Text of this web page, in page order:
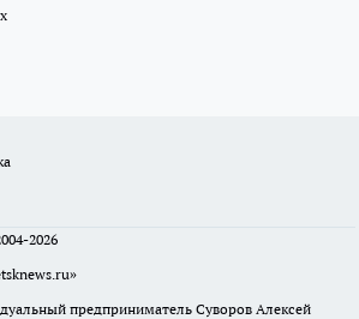
2026
предприниматель Суворов Алексей